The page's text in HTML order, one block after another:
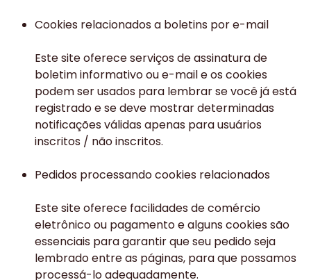
Cookies relacionados a boletins por e-mail
Este site oferece serviços de assinatura de
boletim informativo ou e-mail e os cookies
podem ser usados ​​para lembrar se você já está
registrado e se deve mostrar determinadas
notificações válidas apenas para usuários
inscritos / não inscritos.
Pedidos processando cookies relacionados
Este site oferece facilidades de comércio
eletrônico ou pagamento e alguns cookies são
essenciais para garantir que seu pedido seja
lembrado entre as páginas, para que possamos
processá-lo adequadamente.